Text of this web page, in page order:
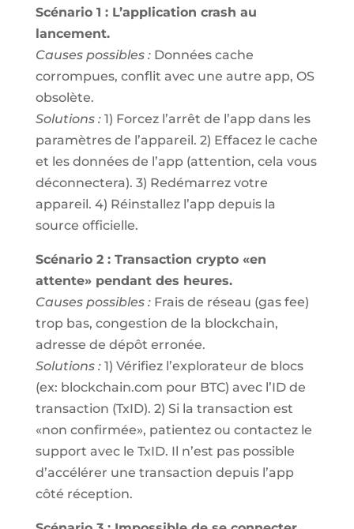
Scénario 1 : L’application crash au
lancement.
Causes possibles :Données cache
corrompues, conflit avec une autre app, OS
obsolète.
Solutions :1) Forcez l’arrêt de l’app dans les
paramètres de l’appareil. 2) Effacez le cache
et les données de l’app (attention, cela vous
déconnectera). 3) Redémarrez votre
appareil. 4) Réinstallez l’app depuis la
source officielle.
Scénario 2 : Transaction crypto «en
attente» pendant des heures.
Causes possibles :Frais de réseau (gas fee)
trop bas, congestion de la blockchain,
adresse de dépôt erronée.
Solutions :1) Vérifiez l’explorateur de blocs
(ex: blockchain.com pour BTC) avec l’ID de
transaction (TxID). 2) Si la transaction est
«non confirmée», patientez ou contactez le
support avec le TxID. Il n’est pas possible
d’accélérer une transaction depuis l’app
côté réception.